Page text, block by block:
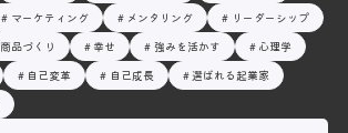
マーケティング メンタリング
リーダーシップ
商品づくり 幸せ 強みを活かす
心理学
自己変革 自己成長
選ばれる起業家